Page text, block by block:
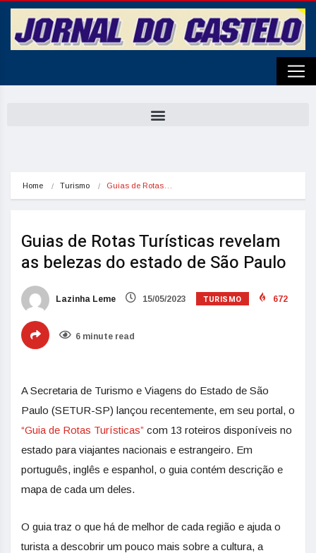
Home Turismo Guias de Rotas…
Guias de Rotas Turísticas revelam
as belezas do estado de São Paulo
Lazinha Leme 15/05/2023 TURISMO 672
6 minute read
A Secretaria de Turismo e Viagens do Estado de São
Paulo (SETUR-SP) lançou recentemente, em seu portal, o
“Guia de Rotas Turísticas” com 13 roteiros disponíveis no
estado para viajantes nacionais e estrangeiro. Em
português, inglês e espanhol, o guia contém descrição e
mapa de cada um deles.
O guia traz o que há de melhor de cada região e ajuda o
turista a descobrir um pouco mais sobre a cultura, a